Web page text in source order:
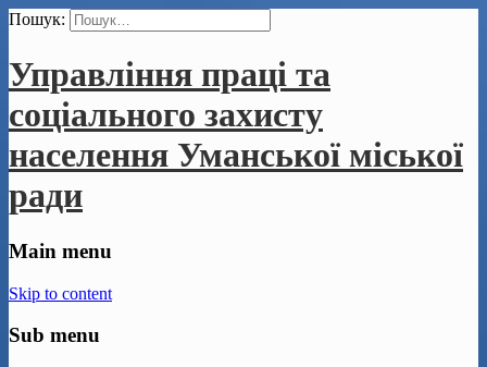
Пошук:
Управління праці та
соціального захисту
населення Уманської міської
ради
Main menu
Skip to content
Sub menu